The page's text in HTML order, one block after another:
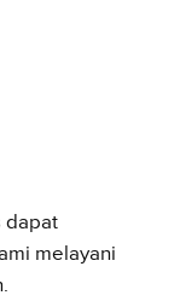
dapat
melayani